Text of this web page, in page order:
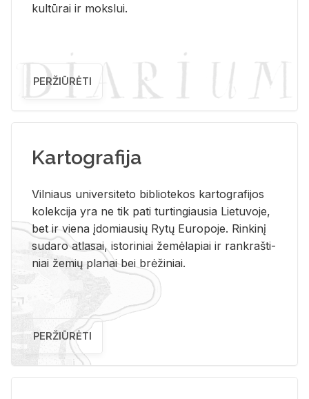
kul­tū­rai ir moks­lui.
PERŽIŪRĖTI
Kartografija
Vil­niaus uni­ver­si­te­to bi­b­lio­te­kos kar­to­gra­fi­jos
ko­lek­ci­ja yra ne tik pati tur­tin­giau­sia Lie­tu­vo­je,
bet ir vie­na įdo­miau­sių Rytų Eu­ro­po­je. Rin­ki­nį
su­da­ro at­la­sai, is­to­ri­niai že­mė­la­piai ir rank­raš­ti­
niai že­mių pla­nai bei brė­ži­niai.
PERŽIŪRĖTI